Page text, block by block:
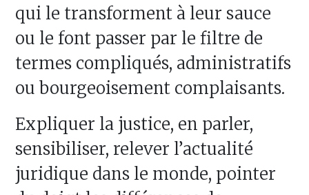
qui le transforment à leur sauce
ou le font passer par le filtre de
termes compliqués, administratifs
ou bourgeoisement complaisants.
Expliquer la justice, en parler,
sensibiliser, relever l’actualité
juridique dans le monde, pointer